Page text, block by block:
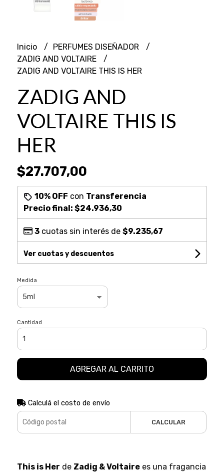
Inicio
PERFUMES DISEÑADOR
ZADIG AND VOLTAIRE
ZADIG AND VOLTAIRE THIS IS HER
ZADIG AND
VOLTAIRE THIS IS
HER
$27.707,00
10% OFF con Transferencia
Precio final: $24.936,30
3cuotas sin interés de $9.235,67
Ver cuotas y descuentos
Medida
Cantidad
AGREGAR AL CARRITO
Calculá el costo de envío
CALCULAR
This is Her de Zadig & Voltairees una fragancia